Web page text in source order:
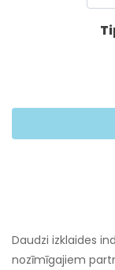
Daudzi izklaides
nozīmīgajiem